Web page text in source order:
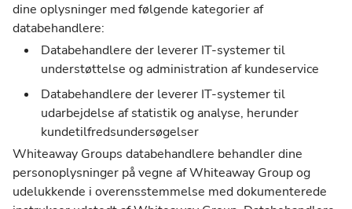
dine oplysninger med følgende kategorier af
databehandlere:
Databehandlere der leverer IT-systemer til
understøttelse og administration af kundeservice
Databehandlere der leverer IT-systemer til
udarbejdelse af statistik og analyse, herunder
kundetilfredsundersøgelser
Whiteaway Groups databehandlere behandler dine
personoplysninger på vegne af Whiteaway Group og
udelukkende i overensstemmelse med dokumenterede